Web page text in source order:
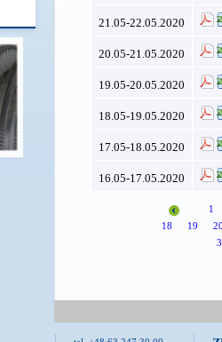
21.05-22.05.2020
20.05-21.05.2020
19.05-20.05.2020
18.05-19.05.2020
17.05-18.05.2020
16.05-17.05.2020
1
18
19